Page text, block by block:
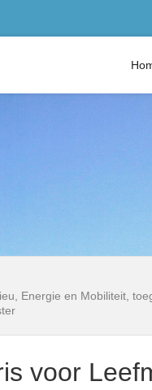
Energie en Mobiliteit,
voor